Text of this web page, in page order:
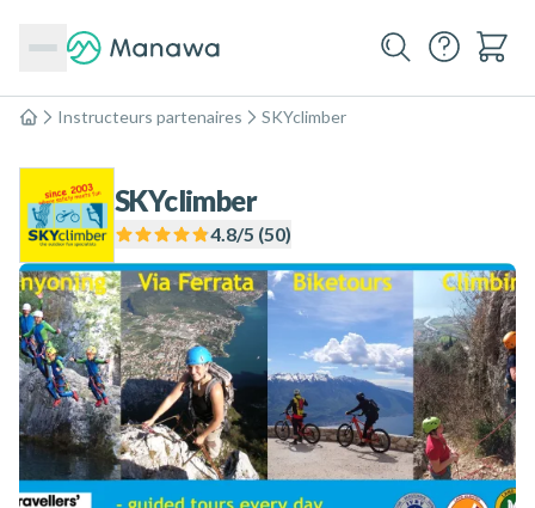
Accueil
Instructeurs partenaires SKYclimber
SKYclimber
4.8/5 (50)